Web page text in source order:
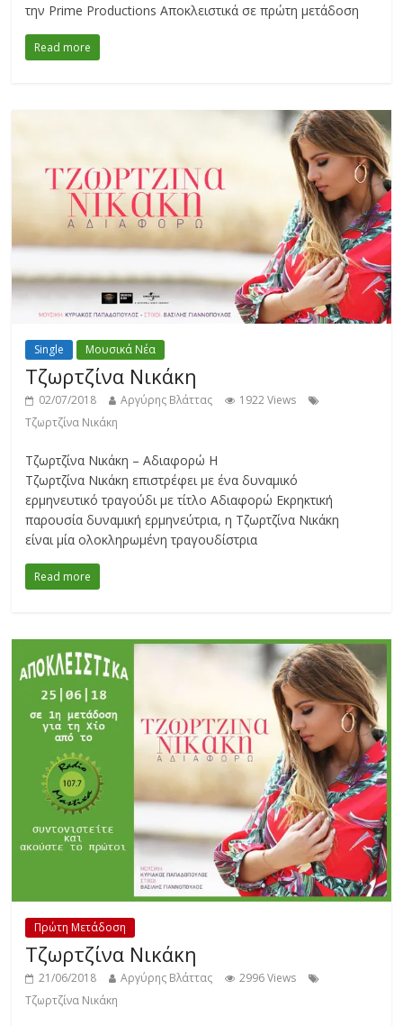
την Prime Productions Αποκλειστικά σε πρώτη μετάδοση
Read more
Single Μουσικά Νέα
Τζωρτζίνα Νικάκη
02/07/2018 Αργύρης Βλάττας
1922 Views
Τζωρτζίνα Νικάκη
Τζωρτζίνα Νικάκη – Αδιαφορώ Η
Τζωρτζίνα Νικάκη επιστρέφει με ένα δυναμικό
ερμηνευτικό τραγούδι με τίτλο Αδιαφορώ Εκρηκτική
παρουσία δυναμική ερμηνεύτρια, η Τζωρτζίνα Νικάκη
είναι μία ολοκληρωμένη τραγουδίστρια
Read more
Πρώτη Μετάδοση
Τζωρτζίνα Νικάκη
21/06/2018 Αργύρης Βλάττας
2996 Views
Τζωρτζίνα Νικάκη